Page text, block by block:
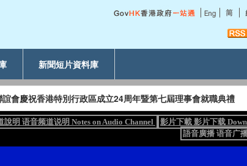
新聞短片資料庫
會慶祝香港特別行政區成立24周年暨第七屆理事會就職典禮